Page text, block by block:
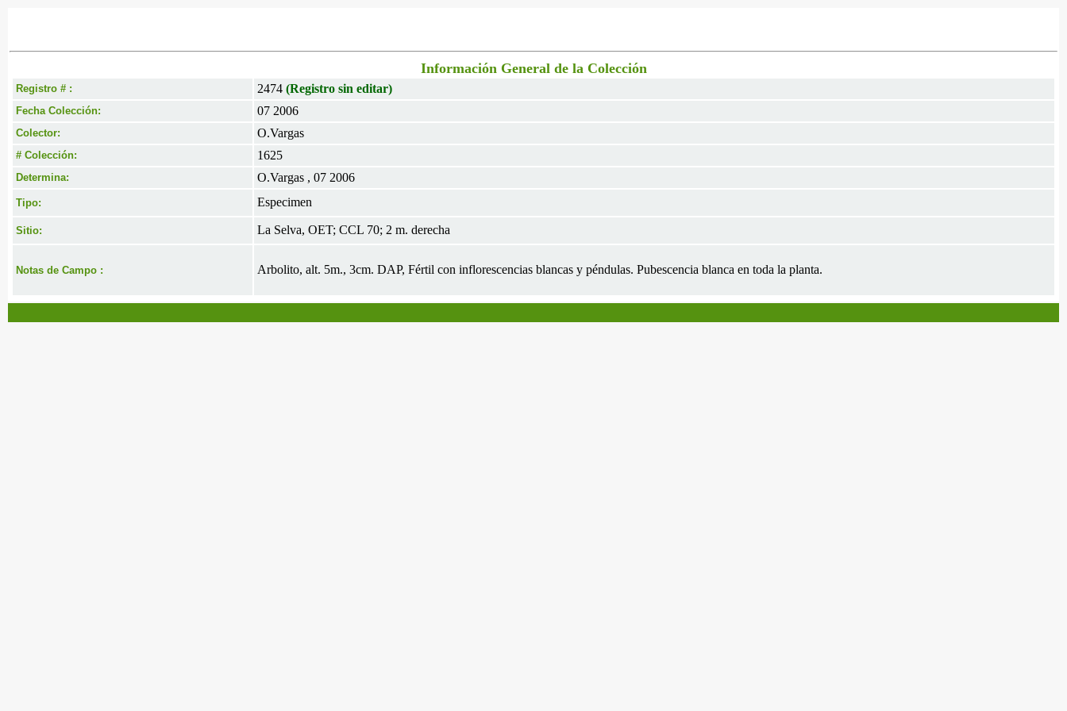
Información General de la Colección
Registro # : 2474 (Registro sin editar)
Fecha Colección: 07 2006
Colector: O.Vargas
# Colección: 1625
Determina: O.Vargas , 07 2006
Tipo: Especimen
Sitio: La Selva, OET; CCL 70; 2 m. derecha
Notas de Campo : Arbolito, alt. 5m., 3cm. DAP, Fértil con inflorescencias blancas y péndulas. Pubescencia blanca en toda la planta.